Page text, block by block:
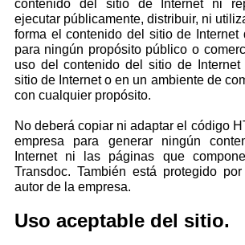
contenido del sitio de Internet ni
ejecutar públicamente, distribuir, ni
forma el contenido del sitio de Internet
para ningún propósito público o
uso del contenido del sitio de Internet
sitio de Internet o en un ambiente de
con cualquier propósito.
No deberá copiar ni adaptar el código
empresa para generar ningún
Internet ni las páginas que
Transdoc. También está protegido
autor de la empresa.
Uso aceptable del sitio.